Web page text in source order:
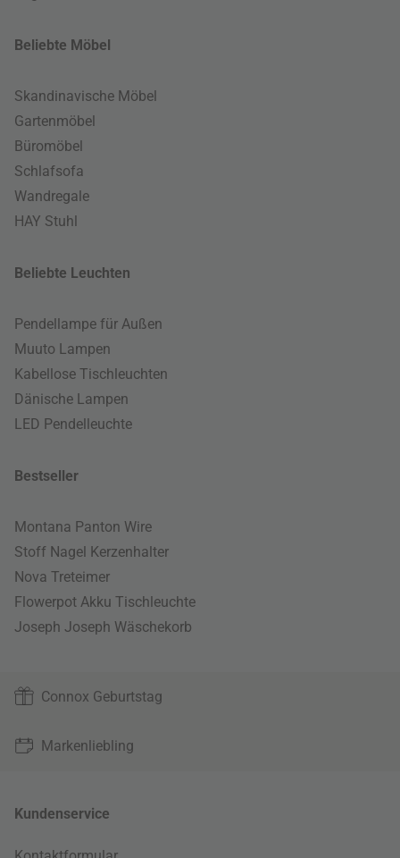
Beliebte Möbel
Skandinavische Möbel
Gartenmöbel
Büromöbel
Schlafsofa
Wandregale
HAY Stuhl
Beliebte Leuchten
Pendellampe für Außen
Muuto Lampen
Kabellose Tischleuchten
Dänische Lampen
LED Pendelleuchte
Bestseller
Montana Panton Wire
Stoff Nagel Kerzenhalter
Nova Treteimer
Flowerpot Akku Tischleuchte
Joseph Joseph Wäschekorb
Connox Geburtstag
Markenliebling
Kundenservice